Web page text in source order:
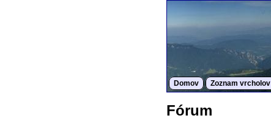
Domov Zoznam vrcholov
Fórum